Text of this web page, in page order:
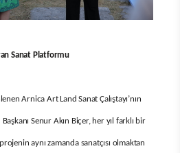
Sanat Platformu
Arnica Art Land Sanat Çalıştayı’nın
Senur Akın Biçer, her yıl farklı bir
aynı zamanda sanatçısı olmaktan